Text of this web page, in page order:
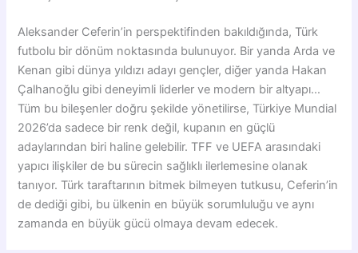
Aleksander Ceferin’in perspektifinden bakıldığında, Türk
futbolu bir dönüm noktasında bulunuyor. Bir yanda Arda ve
Kenan gibi dünya yıldızı adayı gençler, diğer yanda Hakan
Çalhanoğlu gibi deneyimli liderler ve modern bir altyapı…
Tüm bu bileşenler doğru şekilde yönetilirse, Türkiye Mundial
2026’da sadece bir renk değil, kupanın en güçlü
adaylarından biri haline gelebilir. TFF ve UEFA arasındaki
yapıcı ilişkiler de bu sürecin sağlıklı ilerlemesine olanak
tanıyor. Türk taraftarının bitmek bilmeyen tutkusu, Ceferin’in
de dediği gibi, bu ülkenin en büyük sorumluluğu ve aynı
zamanda en büyük gücü olmaya devam edecek.